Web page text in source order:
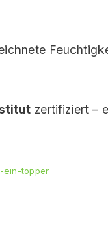
zertifiziert –
ein-topper